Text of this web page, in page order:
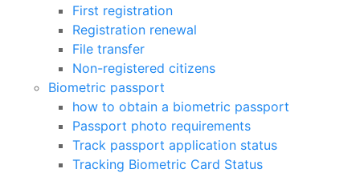
First registration
Registration renewal
File transfer
Non-registered citizens
Biometric passport
how to obtain a biometric passport
Passport photo requirements
Track passport application status
Tracking Biometric Card Status